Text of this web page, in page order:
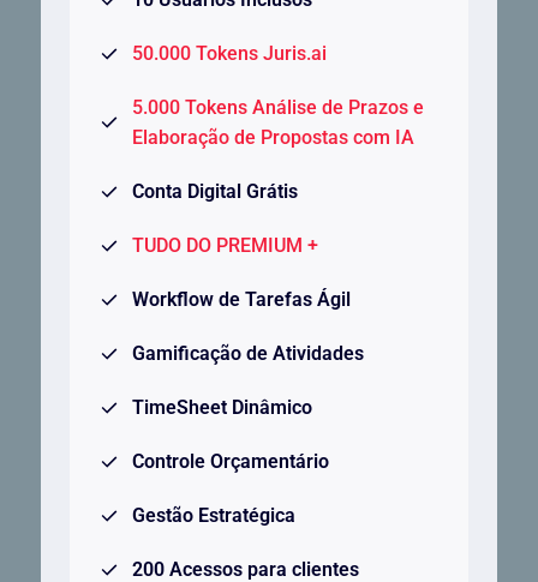
50.000 Tokens Juris.ai
5.000 Tokens Análise de Prazos e
Elaboração de Propostas com IA
Conta Digital Grátis
TUDO DO PREMIUM +
Workflow de Tarefas Ágil
Gamificação de Atividades
TimeSheet Dinâmico
Controle Orçamentário
Gestão Estratégica
200 Acessos para clientes